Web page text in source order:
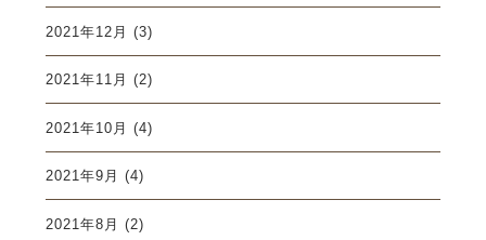
2021年12月 (3)
2021年11月 (2)
2021年10月 (4)
2021年9月 (4)
2021年8月 (2)